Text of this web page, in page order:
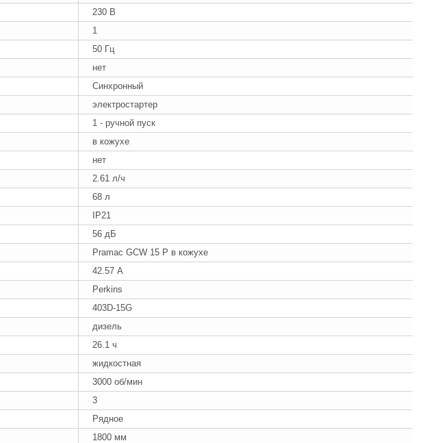
230 В
1
50 Гц
нет
Синхронный
электростартер
1 - ручной пуск
в кожухе
нет
2.61 л/ч
68 л
IP21
56 дБ
Pramac GСW 15 P в кожухе
42.57 А
Perkins
403D-15G
дизель
26.1 ч
жидкостная
3000 об/мин
3
Рядное
1800 мм